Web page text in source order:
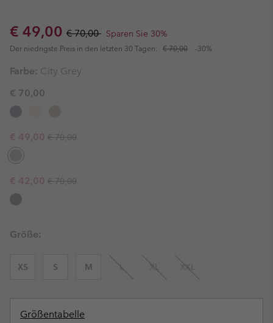
Sale price:
€ 49,00 Regular price:
€ 70,00 Sparen Sie 30%
Der niedrigste Preis in den letzten 30 Tagen: € 70,00 -30%
Farbe: City Grey
€ 70,00
Sale price:
€ 49,00 Regular price:
€ 70,00
Sale price:
€ 42,00 Regular price:
€ 70,00
Größe:
XS S M L XL XXL
Größentabelle